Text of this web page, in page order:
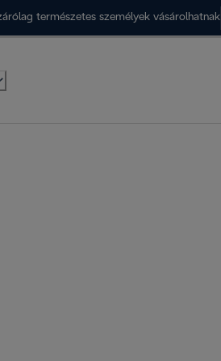
természetes személyek vásárolhatnak